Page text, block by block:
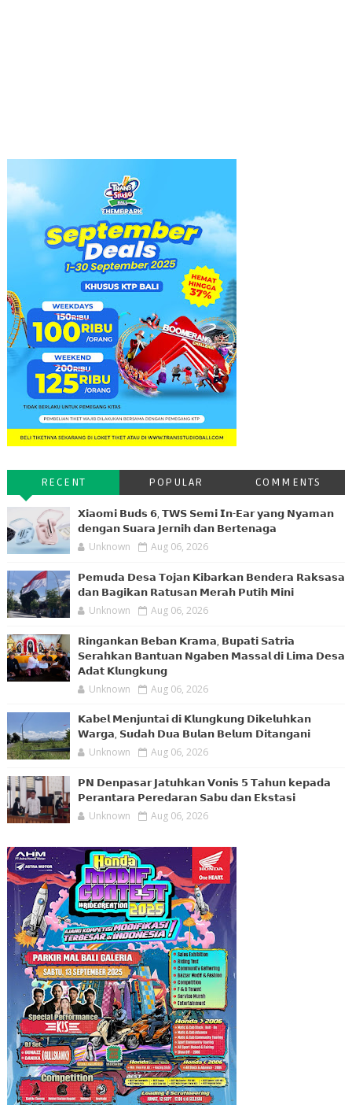
RECENT POPULAR COMMENTS
𝗫𝗶𝗮𝗼𝗺𝗶 𝗕𝘂𝗱𝘀 𝟲, 𝗧𝗪𝗦 𝗦𝗲𝗺𝗶 𝗜𝗻-𝗘𝗮𝗿 𝘆𝗮𝗻𝗴 𝗡𝘆𝗮𝗺𝗮𝗻
𝗱𝗲𝗻𝗴𝗮𝗻 𝗦𝘂𝗮𝗿𝗮 𝗝𝗲𝗿𝗻𝗶𝗵 𝗱𝗮𝗻 𝗕𝗲𝗿𝘁𝗲𝗻𝗮𝗴𝗮
Unknown Aug 06, 2026
𝗣𝗲𝗺𝘂𝗱𝗮 𝗗𝗲𝘀𝗮 𝗧𝗼𝗷𝗮𝗻 𝗞𝗶𝗯𝗮𝗿𝗸𝗮𝗻 𝗕𝗲𝗻𝗱𝗲𝗿𝗮 𝗥𝗮𝗸𝘀𝗮𝘀𝗮
𝗱𝗮𝗻 𝗕𝗮𝗴𝗶𝗸𝗮𝗻 𝗥𝗮𝘁𝘂𝘀𝗮𝗻 𝗠𝗲𝗿𝗮𝗵 𝗣𝘂𝘁𝗶𝗵 𝗠𝗶𝗻𝗶
Unknown Aug 06, 2026
𝗥𝗶𝗻𝗴𝗮𝗻𝗸𝗮𝗻 𝗕𝗲𝗯𝗮𝗻 𝗞𝗿𝗮𝗺𝗮, 𝗕𝘂𝗽𝗮𝘁𝗶 𝗦𝗮𝘁𝗿𝗶𝗮
𝗦𝗲𝗿𝗮𝗵𝗸𝗮𝗻 𝗕𝗮𝗻𝘁𝘂𝗮𝗻 𝗡𝗴𝗮𝗯𝗲𝗻 𝗠𝗮𝘀𝘀𝗮𝗹 𝗱𝗶 𝗟𝗶𝗺𝗮 𝗗𝗲𝘀𝗮
𝗔𝗱𝗮𝘁 𝗞𝗹𝘂𝗻𝗴𝗸𝘂𝗻𝗴
Unknown Aug 06, 2026
𝗞𝗮𝗯𝗲𝗹 𝗠𝗲𝗻𝗷𝘂𝗻𝘁𝗮𝗶 𝗱𝗶 𝗞𝗹𝘂𝗻𝗴𝗸𝘂𝗻𝗴 𝗗𝗶𝗸𝗲𝗹𝘂𝗵𝗸𝗮𝗻
𝗪𝗮𝗿𝗴𝗮, 𝗦𝘂𝗱𝗮𝗵 𝗗𝘂𝗮 𝗕𝘂𝗹𝗮𝗻 𝗕𝗲𝗹𝘂𝗺 𝗗𝗶𝘁𝗮𝗻𝗴𝗮𝗻𝗶
Unknown Aug 06, 2026
𝗣𝗡 𝗗𝗲𝗻𝗽𝗮𝘀𝗮𝗿 𝗝𝗮𝘁𝘂𝗵𝗸𝗮𝗻 𝗩𝗼𝗻𝗶𝘀 𝟱 𝗧𝗮𝗵𝘂𝗻 𝗸𝗲𝗽𝗮𝗱𝗮
𝗣𝗲𝗿𝗮𝗻𝘁𝗮𝗿𝗮 𝗣𝗲𝗿𝗲𝗱𝗮𝗿𝗮𝗻 𝗦𝗮𝗯𝘂 𝗱𝗮𝗻 𝗘𝗸𝘀𝘁𝗮𝘀𝗶
Unknown Aug 06, 2026